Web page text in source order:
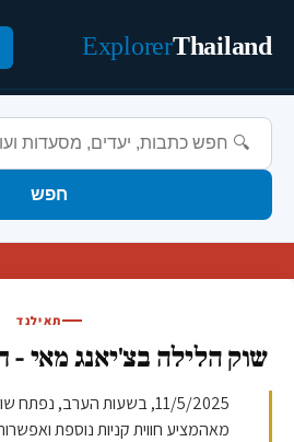
Thailand
Explorer
חפש
תאילנד
שוק הלילה בצ'יאנג מאי -
11/5/2025, בשעות הערב,
מאהמציע חווית קניות נוספת